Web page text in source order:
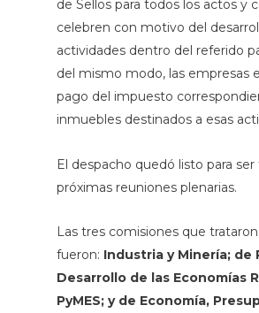
de Sellos para todos los actos y
celebren con motivo del
actividades dentro del referido
del mismo modo, las empresas
pago del impuesto
inmuebles destinados a esas
El despacho quedó listo para
próximas reuniones plenarias.
Las tres comisiones que
fueron: Industria y Minería; de
Desarrollo de las Economías
PyMES; y de Economía,